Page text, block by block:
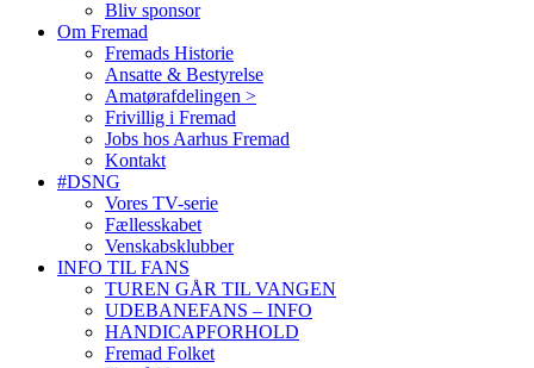
Bliv sponsor
Om Fremad
Fremads Historie
Ansatte & Bestyrelse
Amatørafdelingen >
Frivillig i Fremad
Jobs hos Aarhus Fremad
Kontakt
#DSNG
Vores TV-serie
Fællesskabet
Venskabsklubber
INFO TIL FANS
TUREN GÅR TIL VANGEN
UDEBANEFANS – INFO
HANDICAPFORHOLD
Fremad Folket